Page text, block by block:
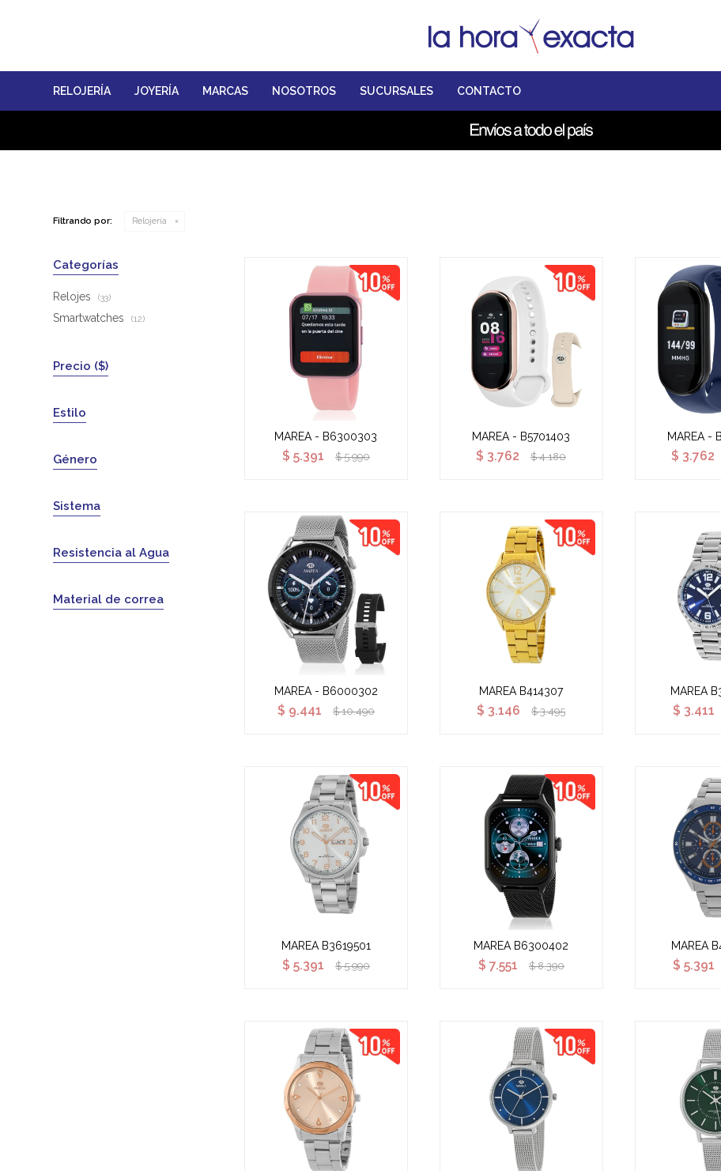
RELOJERÍA JOYERÍA MARCAS NOSOTROS SUCURSALES CONTACTO
Filtrando por: Relojería
MAREA - B6300303
$ 5.391 $ 5.990
MAREA - B5701403
$ 3.762 $ 4.180
MAREA -
$ 3.762
MAREA - B6000302
$ 9.441 $ 10.490
MAREA B414307
$ 3.146 $ 3.495
MAREA
$ 3.411
MAREA B3619501
$ 5.391 $ 5.990
MAREA B6300402
$ 7.551 $ 8.390
MAREA
$ 5.391
Categorías
Relojes (33)
Smartwatches (12)
Precio ($)
Estilo
Género
Sistema
Resistencia al Agua
Material de correa